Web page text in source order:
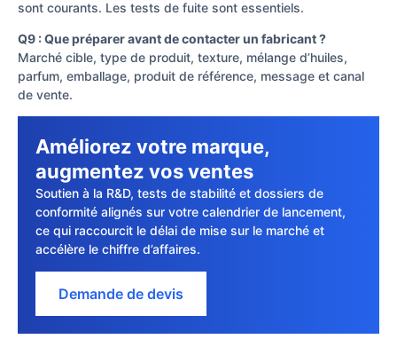
sont courants. Les tests de fuite sont essentiels.
Q9 : Que préparer avant de contacter un fabricant ?
Marché cible, type de produit, texture, mélange d’huiles,
parfum, emballage, produit de référence, message et canal
de vente.
Améliorez votre marque,
augmentez vos ventes
Soutien à la R&D, tests de stabilité et dossiers de
conformité alignés sur votre calendrier de lancement,
ce qui raccourcit le délai de mise sur le marché et
accélère le chiffre d’affaires.
Demande de devis